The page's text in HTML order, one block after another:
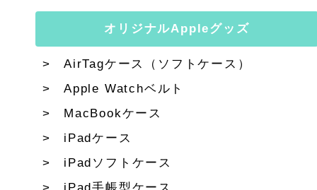
オリジナルAppleグッズ
AirTagケース（ソフトケース）
Apple Watchベルト
MacBookケース
iPadケース
iPadソフトケース